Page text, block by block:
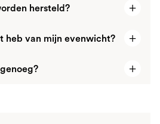
hersteld?
lawaai is vaak blijvend.
heb van mijn evenwicht?
desoriëntatie, vallen